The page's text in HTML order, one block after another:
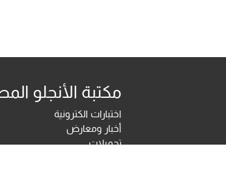
مكتبة الأنجلو
اختبارات الكترونية
أخبار ومعارض
تحميلات